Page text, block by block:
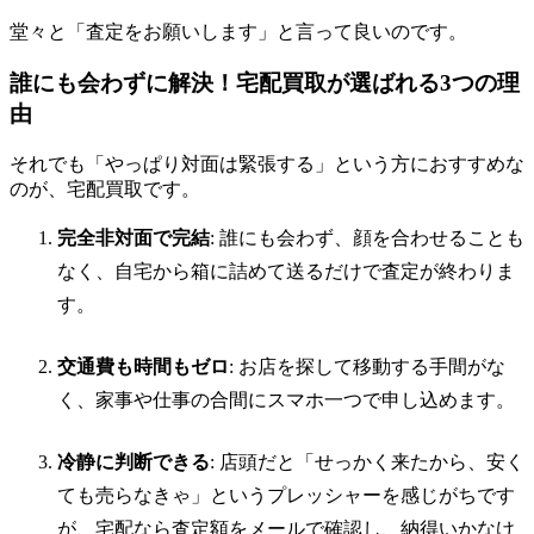
堂々と「査定をお願いします」と言って良いのです。
誰にも会わずに解決！宅配買取が選ばれる3つの理
由
それでも「やっぱり対面は緊張する」という方におすすめな
のが、宅配買取です。
完全非対面で完結: 誰にも会わず、顔を合わせることも
なく、自宅から箱に詰めて送るだけで査定が終わりま
す。
交通費も時間もゼロ: お店を探して移動する手間がな
く、家事や仕事の合間にスマホ一つで申し込めます。
冷静に判断できる: 店頭だと「せっかく来たから、安く
ても売らなきゃ」というプレッシャーを感じがちです
が、宅配なら査定額をメールで確認し、納得いかなけ